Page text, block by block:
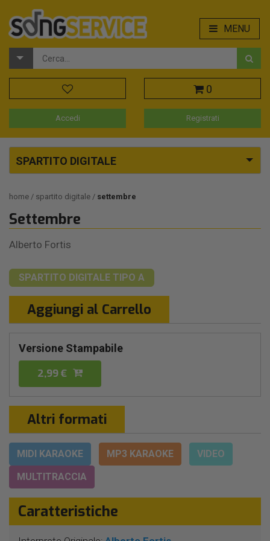
MENU
0
Accedi Registrati
SPARTITO DIGITALE
home spartito digitale settembre
Settembre
Alberto Fortis
SPARTITO DIGITALE TIPO A
Aggiungi al Carrello
Versione Stampabile
2,99 €
Altri formati
MIDI KARAOKE MP3 KARAOKE
VIDEO
MULTITRACCIA
Caratteristiche